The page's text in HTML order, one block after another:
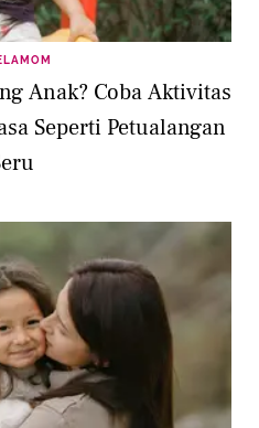
Anak? Coba Aktivitas
Seperti Petualangan